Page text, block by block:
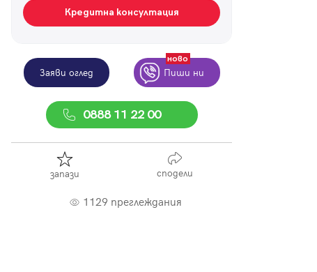
Кредитна консултация
Заяви оглед Пиши ни
ново
0888 11 22 00
запази сподели
1129 преглеждания